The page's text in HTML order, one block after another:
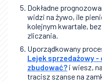
Dokładne
widzi na żywo, ile
kolejnym kwartale,
zliczania.
Uporządkowany
Lejek sprzedażowy -
zbudować? i wiesz,
tracisz szanse na